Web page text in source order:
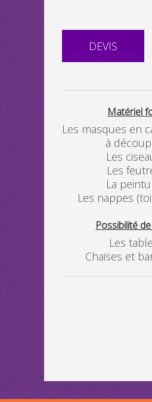
DEVIS
Matériel
Les masques en
à
Les
Les
La
Les nappes
Possibilité
Les
Chaises et